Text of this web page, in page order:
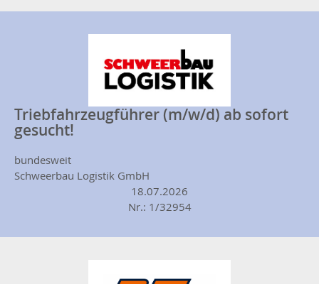
Triebfahrzeugführer (m/w/d) ab sofort
gesucht!
bundesweit
Schweerbau Logistik GmbH
18.07.2026
Nr.: 1/32954